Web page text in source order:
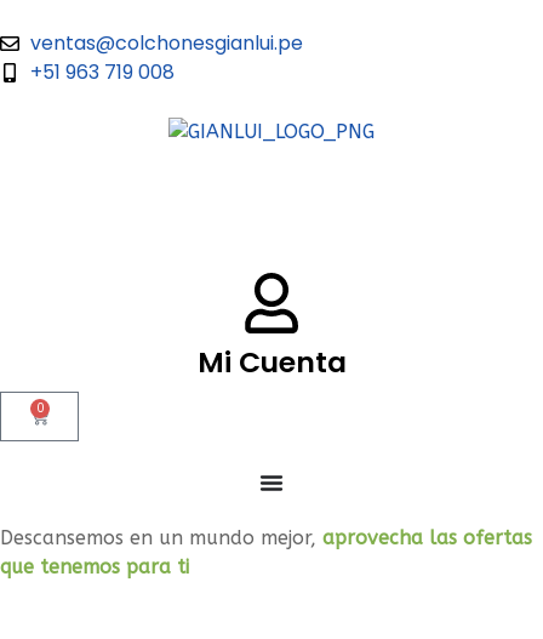
ventas@colchonesgianlui.pe
+51 963 719 008
Mi Cuenta
0
Descansemos en un mundo mejor, aprovecha las ofertas
que tenemos para ti